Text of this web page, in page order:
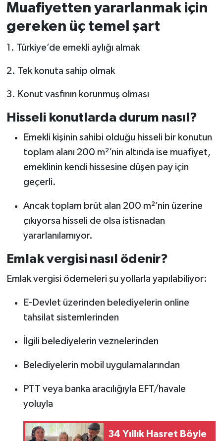
Muafiyetten yararlanmak için
gereken üç temel şart
1. Türkiye’de emekli aylığı almak
2. Tek konuta sahip olmak
3. Konut vasfının korunmuş olması
Hisseli konutlarda durum nasıl?
Emekli kişinin sahibi olduğu hisseli bir konutun
toplam alanı 200 m²’nin altında ise muafiyet,
emeklinin kendi hissesine düşen pay için
geçerli.
Ancak toplam brüt alan 200 m²’nin üzerine
çıkıyorsa hisseli de olsa istisnadan
yararlanılamıyor.
Emlak vergisi nasıl ödenir?
Emlak vergisi ödemeleri şu yollarla yapılabiliyor:
E-Devlet üzerinden belediyelerin online
tahsilat sistemlerinden
İlgili belediyelerin veznelerinden
Belediyelerin mobil uygulamalarından
PTT veya banka aracılığıyla EFT/havale
yoluyla
34 Yıllık Hasret Böyle